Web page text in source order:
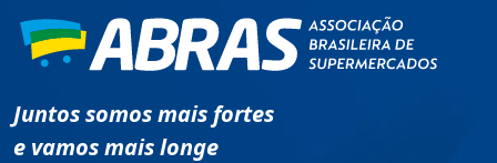
Juntos somos mais fortes
e vamos mais longe